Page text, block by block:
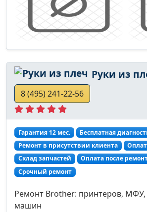
Руки из
8 (495) 241-22-56
Гарантия 12 мес.
Бесплатная
Ремонт в присутствии клиента
Склад запчастей
Оплата после
Срочный ремонт
Ремонт Brother: принтеров,
машин